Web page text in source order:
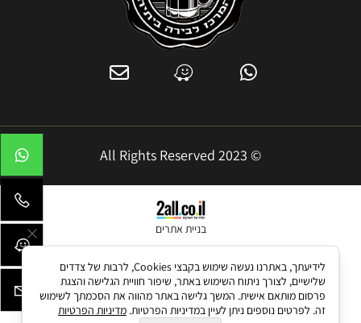
© 2023 All Rights Reserved
בניית אתרים
לידיעתך, באתרנו נעשה שימוש בקבצי Cookies, לרבות של צדדים
שלישיים, לצורך ניתוח השימוש באתר, שיפור חוויית הגלישה והצגת
פרסום מותאם אישית. המשך גלישה באתר מהווה את הסכמתך לשימוש
זה. לפרטים נוספים ניתן לעיין במדיניות הפרטיות. מדיניות הפרטיות